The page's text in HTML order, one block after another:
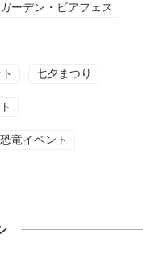
ーデン・ビアフェス
七夕まつり
恐竜イベント